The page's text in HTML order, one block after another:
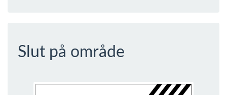
Slut på område